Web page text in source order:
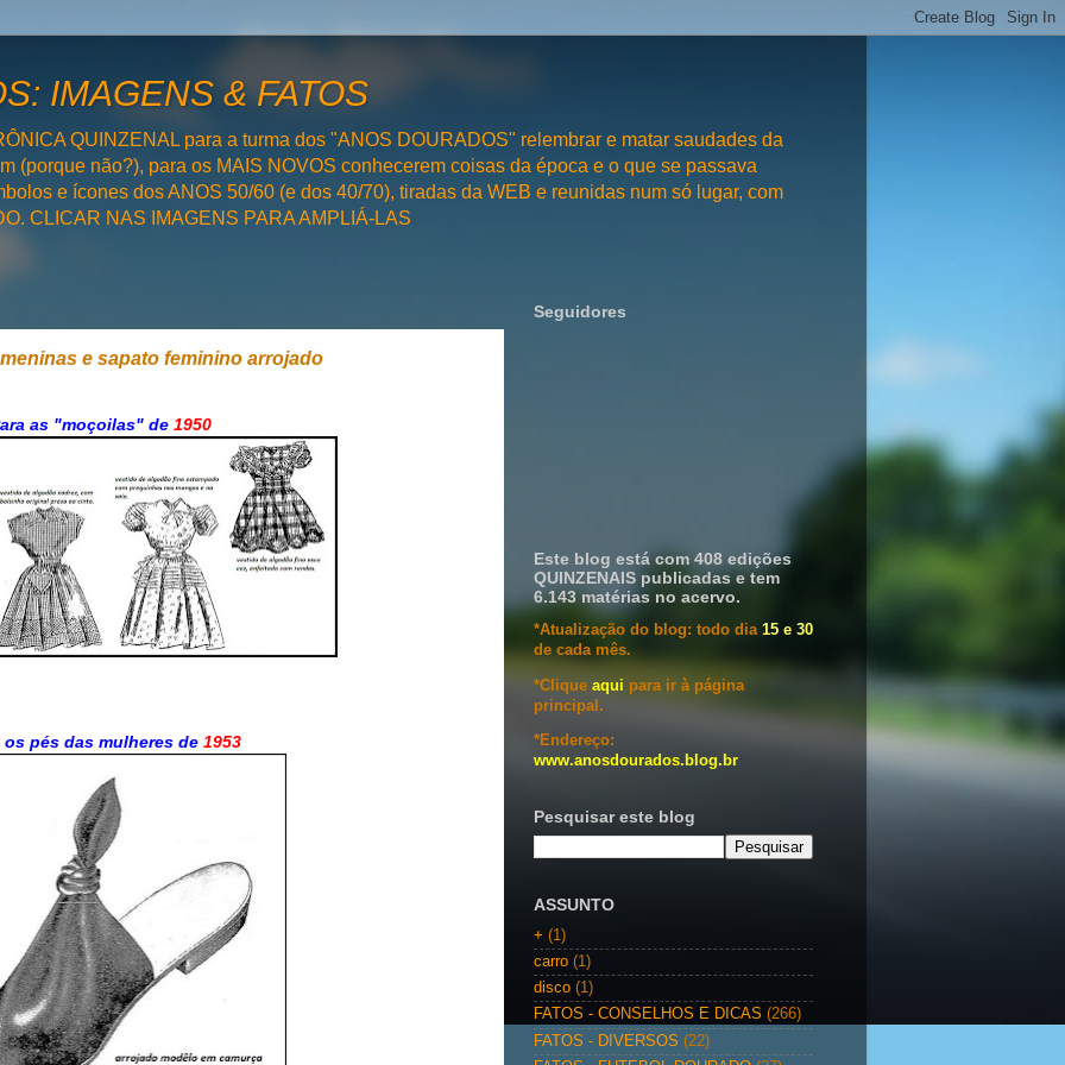
IMAGENS & FATOS
QUINZENAL para a turma dos "ANOS DOURADOS" relembrar e matar saudades da
(porque não?), para os MAIS NOVOS conhecerem coisas da época e o que se passava
e ícones dos ANOS 50/60 (e dos 40/70), tiradas da WEB e reunidas num só lugar, com
CLICAR NAS IMAGENS PARA AMPLIÁ-LAS
e sapato feminino arrojado
as "moçoilas" de 1950
os pés das mulheres de 1953
Seguidores
Este blog está com 408 edições
QUINZENAIS publicadas e tem
6.143 matérias no acervo.
*Atualização do blog: todo dia 15 e 30
de cada mês.
*Clique aqui para ir à página
principal.
*Endereço:
www.anosdourados.blog.br
Pesquisar este blog
ASSUNTO
+ (1)
carro (1)
disco (1)
FATOS - CONSELHOS E DICAS (266)
FATOS - DIVERSOS (22)